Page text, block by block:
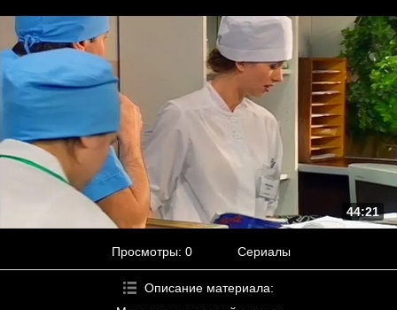
44:21
Просмотры: 0 Сериалы
Описание материала: